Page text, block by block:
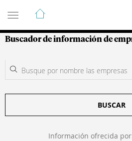
Guía de Empresas
Buscador de información de
BUSCAR
Información ofrecida